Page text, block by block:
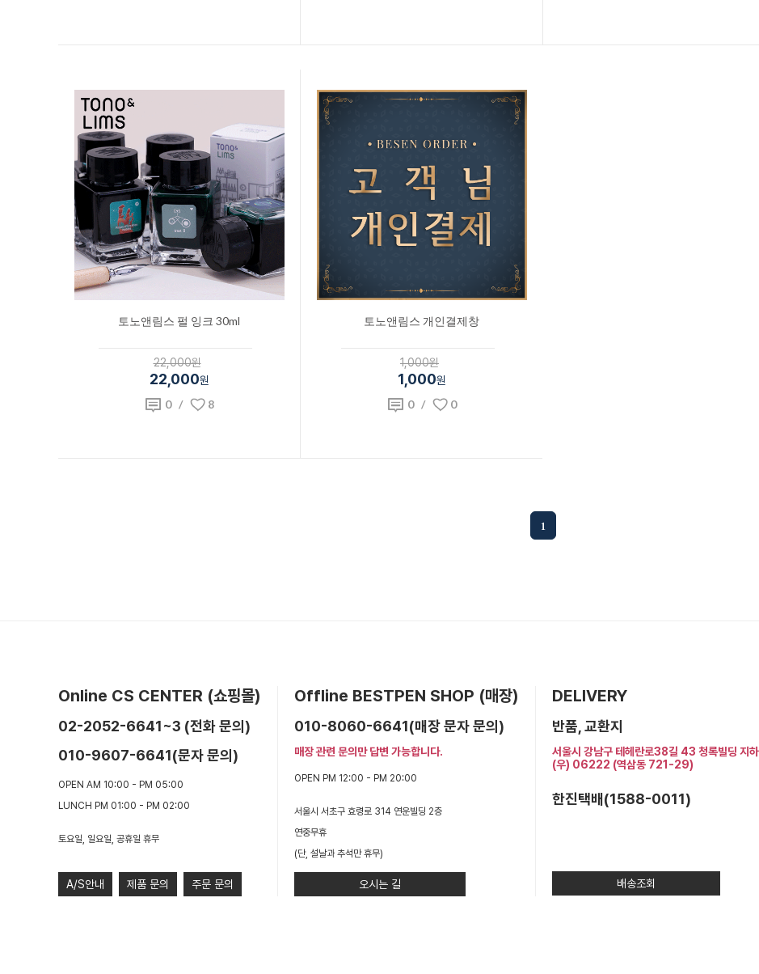
토노앤림스 펄 잉크 30ml
22,000원
22,000원
0/ 8
토노앤림스 개인결제창
1,000원
1,000원
0/ 0
1
Online CS CENTER (쇼핑몰)
02-2052-6641~3 (전화 문의)
010-9607-6641(문자 문의)
OPEN AM 10:00 - PM 05:00
LUNCH PM 01:00 - PM 02:00
토요일, 일요일, 공휴일 휴무
A/S안내 제품 문의 주문 문의
Offline BESTPEN SHOP (매장)
010-8060-6641(매장 문자 문의)
매장 관련 문의만 답변 가능합니다.
OPEN PM 12:00 - PM 20:00
서울시 서초구 효령로 314 연운빌딩 2층
연중무휴
(단, 설날과 추석만 휴무)
오시는 길
DELIVERY
반품, 교환지
서울시 강남구 테헤란로38길 43 청록빌딩 지
(우) 06222 (역삼동 721-29)
한진택배(1588-0011)
배송조회